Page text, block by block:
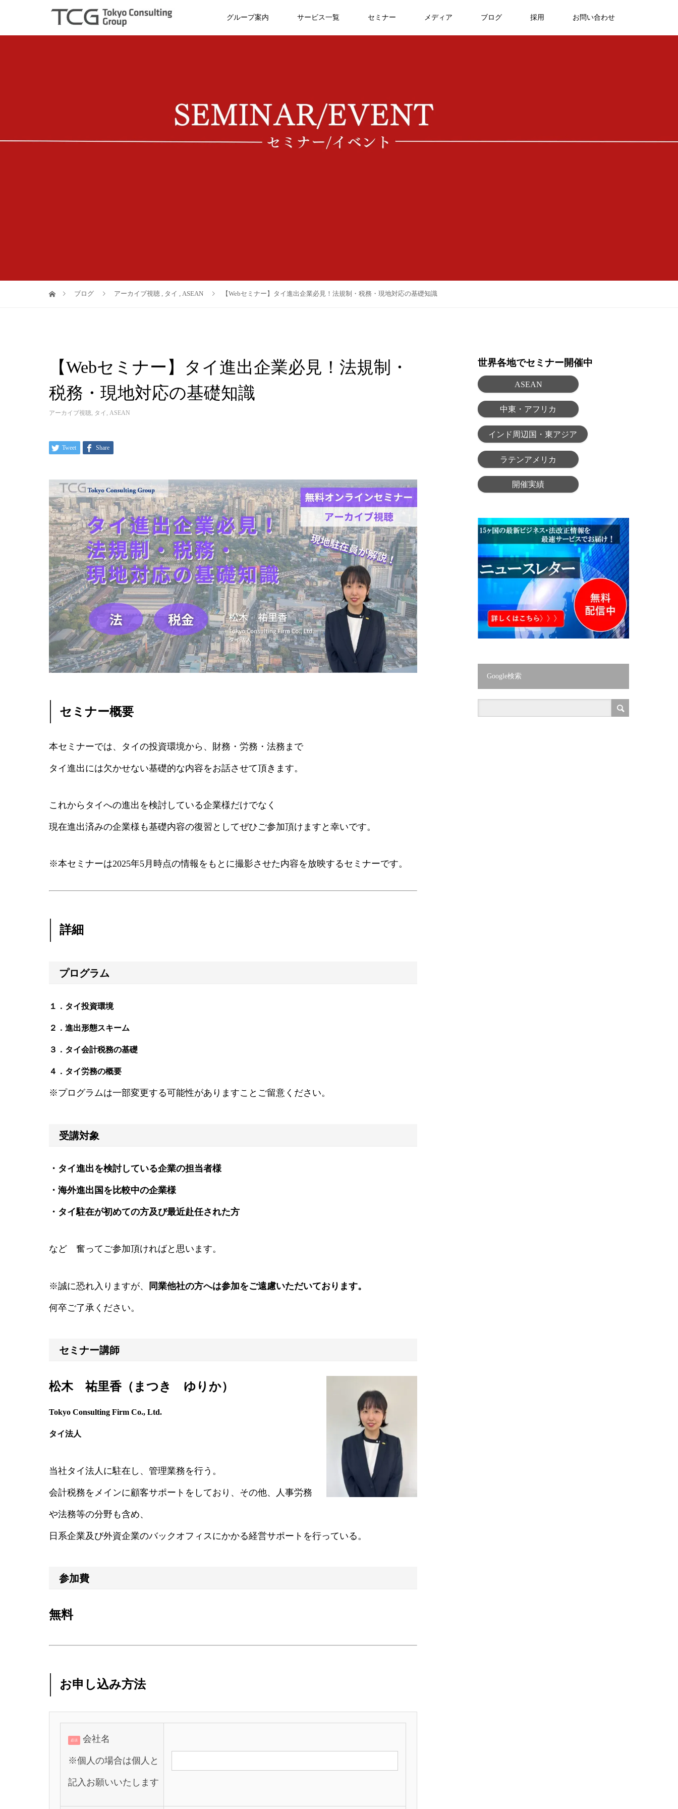
グループ案内 サービス一覧 セミナー メディア ブログ 採用 お問い合わせ
ブログ アーカイブ視聴 , タイ , ASEAN 【Webセミナー】タイ進出企業必見！法規制・税務・現地対応の基礎知識
【Webセミナー】タイ進出企業必見！法規制・
税務・現地対応の基礎知識
アーカイブ視聴, タイ , ASEAN
Tweet Share
セミナー概要
本セミナーでは、タイの投資環境から、財務・労務・法務まで
タイ進出には欠かせない基礎的な内容をお話させて頂きます。
これからタイへの進出を検討している企業様だけでなく
現在進出済みの企業様も基礎内容の復習としてぜひご参加頂けますと幸いです。
※本セミナーは2025年5月時点の情報をもとに撮影させた内容を放映するセミナーです。
詳細
プログラム
１．タイ投資環境
２．進出形態スキーム
３．タイ会計税務の基礎
４．タイ労務の概要
※プログラムは一部変更する可能性がありますことご留意ください。
受講対象
・タイ進出を検討している企業の担当者様
・海外進出国を比較中の企業様
・タイ駐在が初めての方及び最近赴任された方
など 奮ってご参加頂ければと思います。
※誠に恐れ入りますが、 同業他社の方へは参加をご遠慮いただいております。
何卒ご了承ください。
セミナー講師
松木 祐里香（まつき ゆりか）
Tokyo Consulting Firm Co., Ltd.
タイ法人
当社タイ法人に駐在し、管理業務を行う。
会計税務をメインに顧客サポートをしており、その他、人事労務
や法務等の分野も含め、
日系企業及び外資企業のバックオフィスにかかる経営サポートを行っている。
参加費
無料
お申し込み方法
必須 会社名
※個人の場合は個人と
記入お願いいたします
世界各地でセミナー開催中
ASEAN
中東・アフリカ
インド周辺国・東アジア
ラテンアメリカ
開催実績
Google検索